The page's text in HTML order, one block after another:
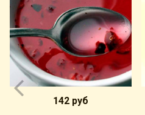
142 руб